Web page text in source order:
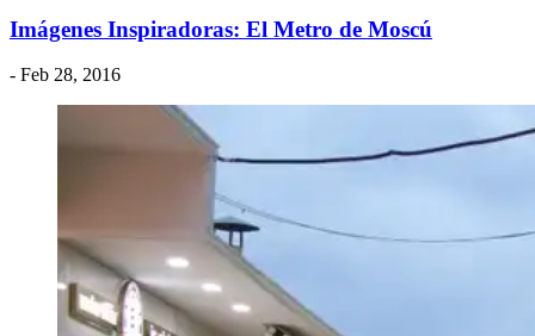
Imágenes Inspiradoras: El Metro de Moscú
- Feb 28, 2016